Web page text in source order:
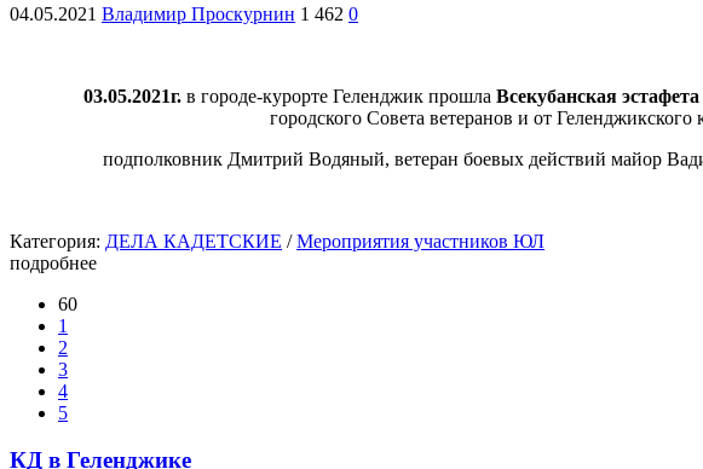
04.05.2021 Владимир Проскурнин 1 462 0
03.05.2021г. в городе-курорте Геленджик прошла Всекубанская эстафета
городского Совета ветеранов и от Геленджикского
подполковник Дмитрий Водяный, ветеран боевых действий майор
Категория: ДЕЛА КАДЕТСКИЕ /Мероприятия участников ЮЛ
подробнее
60
1
2
3
4
5
КД в Геленджике